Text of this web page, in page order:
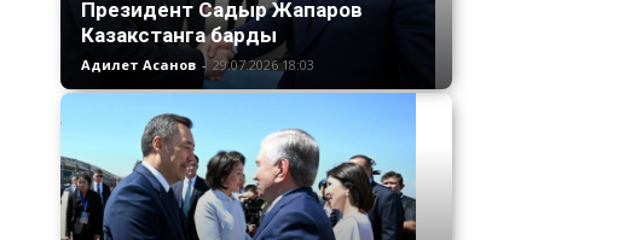
Президент Садыр Жапаров
Казакстанга барды
Адилет Асанов - 29.07.2026 18:03